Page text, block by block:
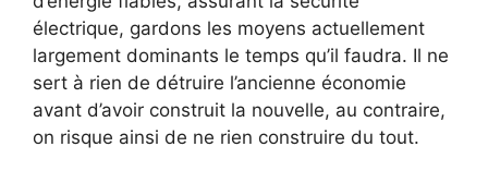
électrique, gardons les moyens actuellement
largement dominants le temps qu’il faudra. Il ne
sert à rien de détruire l’ancienne économie
avant d’avoir construit la nouvelle, au contraire,
on risque ainsi de ne rien construire du tout.